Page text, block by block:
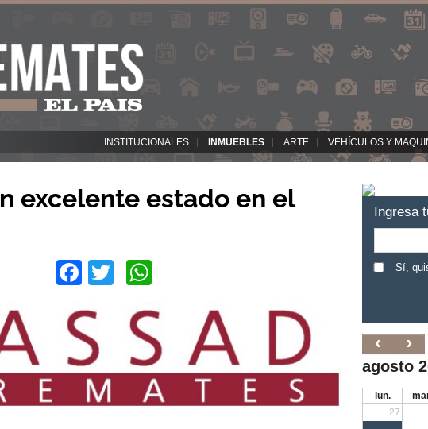
INSTITUCIONALES INMUEBLES ARTE VEHÍCULOS Y
excelente estado en el
Facebook
Twitter
Ingresa
Sí,
agosto
lun.
27